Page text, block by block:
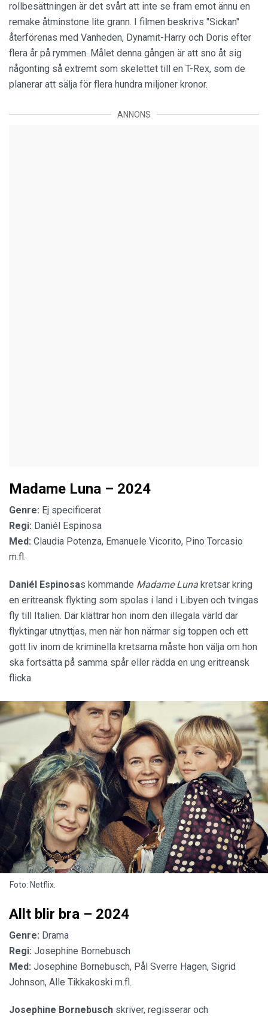
rollbesättningen är det svårt att inte se fram emot ännu en
remake åtminstone lite grann. I filmen beskrivs "Sickan"
återförenas med Vanheden, Dynamit-Harry och Doris efter
flera år på rymmen. Målet denna gången är att sno åt sig
någonting så extremt som skelettet till en T-Rex, som de
planerar att sälja för flera hundra miljoner kronor.
ANNONS
Madame Luna – 2024
Genre: Ej specificerat
Regi: Daniél Espinosa
Med: Claudia Potenza, Emanuele Vicorito, Pino Torcasio
m.fl.
Daniél Espinosas kommande Madame Luna kretsar kring
en eritreansk flykting som spolas i land i Libyen och tvingas
fly till Italien. Där klättrar hon inom den illegala värld där
flyktingar utnyttjas, men när hon närmar sig toppen och ett
gott liv inom de kriminella kretsarna måste hon välja om hon
ska fortsätta på samma spår eller rädda en ung eritreansk
flicka.
Foto: Netflix.
Allt blir bra – 2024
Genre: Drama
Regi: Josephine Bornebusch
Med: Josephine Bornebusch, Pål Sverre Hagen, Sigrid
Johnson, Alle Tikkakoski m.fl.
Josephine Bornebusch skriver, regisserar och